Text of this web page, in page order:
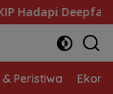
Dari
Peristiwa